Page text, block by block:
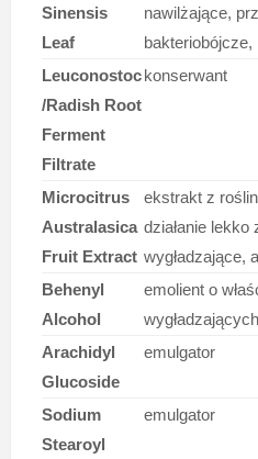
Sinensis
Leaf
nawilżające,
bakteriobójcze,
Leuconostoc
/Radish Root
Ferment
Filtrate
konserwant
Microcitrus
Australasica
Fruit Extract
ekstrakt z
działanie lekko
wygładzające,
Behenyl
Alcohol
emolient o
Arachidyl
Glucoside
emulgator
Sodium
Stearoyl
emulgator